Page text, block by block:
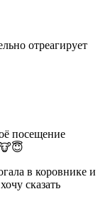
отреагирует
посещение
в коровнике и
сказать